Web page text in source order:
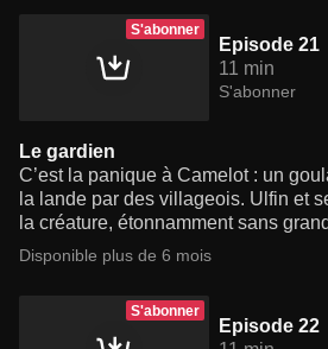
S'abonner
Episode 21
11 min
S'abonner
Le gardien
C’est la panique à Camelot : un
la lande par des villageois. Ulfin et
la créature, étonnamment sans
Disponible plus de 6 mois
S'abonner
Episode 22